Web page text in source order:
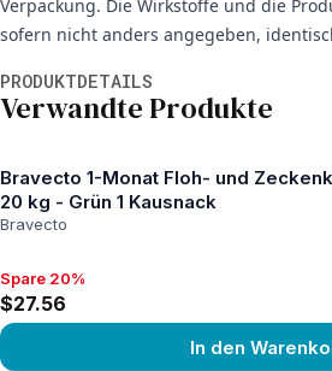
Verpackung. Die Wirkstoffe und die
sofern nicht anders angegeben,
PRODUKTDETAILS
Verwandte Produkte
Bravecto 1-Monat Floh- und
20 kg - Grün 1 Kausnack
Bravecto
Spare 20%, $27.56
Spare 20%
$27.56
In den